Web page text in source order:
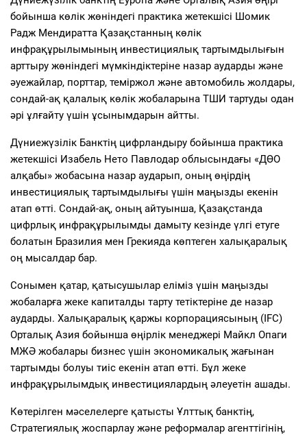
бойынша көлік жөніндегі практика жетекшісі Шомик
Радж Мендиратта Қазақстанның көлік
инфрақұрылымының инвестициялық тартымдылығын
арттыру жөніндегі мүмкіндіктеріне назар аударды және
әуежайлар, порттар, теміржол және автомобиль жолдары,
сондай-ақ қалалық көлік жобаларына ТШИ тартуды одан
әрі ұлғайту үшін ұсынымдарын айтты.
Дүниежүзілік Банктің цифрландыру бойынша практика
жетекшісі Изабель Нето Павлодар облысындағы «ДӨО
алқабы» жобасына назар аударып, оның өңірдің
инвестициялық тартымдылығы үшін маңызды екенін
атап өтті. Сондай-ақ, оның айтуынша, Қазақстанда
цифрлық инфрақұрылымды дамыту кезінде үлгі етуге
болатын Бразилия мен Грекияда көптеген халықаралық
оң мысалдар бар.
Сонымен қатар, қатысушылар еліміз үшін маңызды
жобаларға жеке капиталды тарту тетіктеріне де назар
аударды. Халықаралық қаржы корпорациясының (IFC)
Орталық Азия бойынша өңірлік менеджері Майкл Опаги
МЖӘ жобалары бизнес үшін экономикалық жағынан
тартымды болуы тиіс екенін атап өтті. Бұл жеке
инфрақұрылымдық инвестициялардың әлеуетін ашады.
Көтерілген мәселелерге қатысты Ұлттық банктің,
Стратегиялық жоспарлау және реформалар агенттігінің,